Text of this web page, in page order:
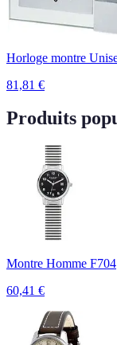
Horloge montre
81,81 €
Produits
Montre Homme F704
60,41 €